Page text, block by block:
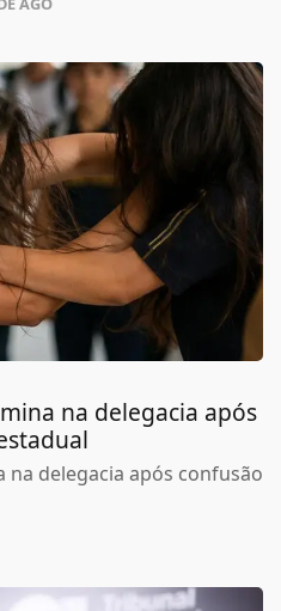
na delegacia após
delegacia após confusão